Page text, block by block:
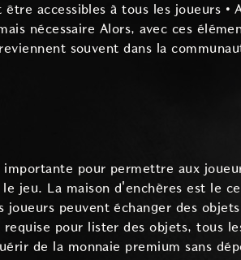
accessibles à tous les joueurs •
nécessaire Alors, avec ces
souvent dans la
importante pour permettre aux
jeu. La maison d'enchères est le
joueurs peuvent échanger des
pour lister des objets, tous
de la monnaie premium sans